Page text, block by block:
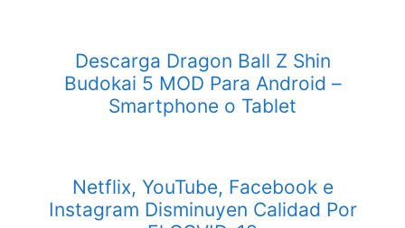
Descarga Dragon Ball Z Shin
Budokai 5 MOD Para Android –
Smartphone o Tablet
Netflix, YouTube, Facebook e
Instagram Disminuyen Calidad Por